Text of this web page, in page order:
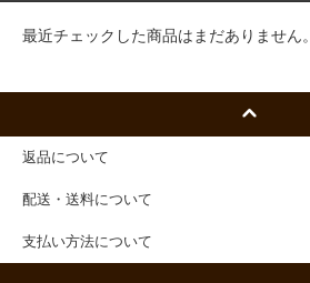
最近チェックした商品はまだありません。
返品について
配送・送料について
支払い方法について